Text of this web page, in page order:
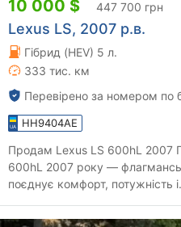
10 000 $ 447 700 грн
Lexus LS, 2007 р.в.
Гібрид (HEV) 5 л.
333 тис. км
Перевірено за номером по
HH9404AE
Продам Lexus LS 600hL 2007 Продаю легендарний Lexus LS
600hL 2007 року —
поєднує комфорт, потужність